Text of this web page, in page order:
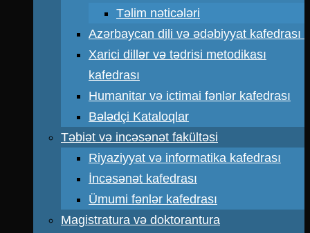
Təlim nəticələri
Azərbaycan dili və ədəbiyyat kafedrası
Xarici dillər və tədrisi metodikası
kafedrası
Humanitar və ictimai fənlər kafedrası
Bələdçi Kataloqlar
Təbiət və incəsənət fakültəsi
Riyaziyyat və informatika kafedrası
İncəsənət kafedrası
Ümumi fənlər kafedrası
Magistratura və doktorantura